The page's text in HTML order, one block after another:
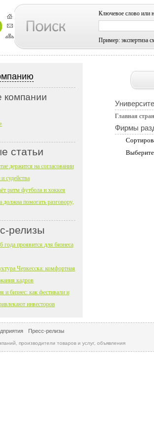
Ключевое слово или
Пример: экспертиза
Главная
Фирмы
компании
статьи
держится на согласовании
судейства
ритм футбола и хоккея
должна помогать разговору,
релизы
года проявится для бизнеса
Черкесска: комфортная
кадров
и бизнес: как фестивали и
инвесторов
Пресс-релизы
производители товаров и услуг, объявления